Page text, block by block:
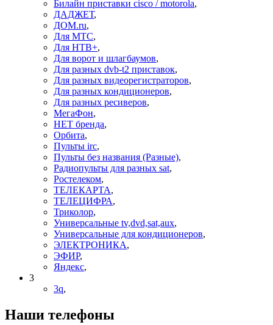
Билайн приставки cisco / motorola,
ДАДЖЕТ,
ДОМ.ru,
Для МТС,
Для НТВ+,
Для ворот и шлагбаумов,
Для разных dvb-t2 приставок,
Для разных видеорегистраторов,
Для разных кондиционеров,
Для разных ресиверов,
МегаФон,
НЕТ бренда,
Орбита,
Пульты irc,
Пульты без названия (Разные),
Радиопульты для разных sat,
Ростелеком,
ТЕЛЕКАРТА,
ТЕЛЕЦИФРА,
Триколор,
Универсальные tv,dvd,sat,aux,
Универсальные для кондиционеров,
ЭЛЕКТРОНИКА,
ЭФИР,
Яндекс,
3
3q,
Наши телефоны